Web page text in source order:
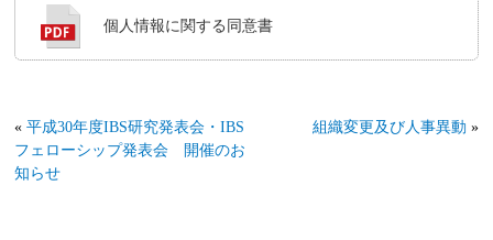
個人情報に関する同意書
«平成30年度IBS研究発表会・IBS
フェローシップ発表会 開催のお
知らせ
組織変更及び人事異動 »